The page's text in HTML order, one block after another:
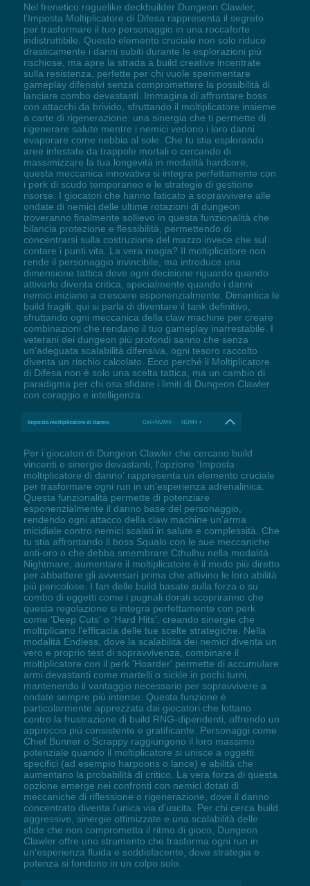
Nel frenetico roguelike deckbuilder Dungeon Clawler,
l'Imposta Moltiplicatore di Difesa rappresenta il segreto
per trasformare il tuo personaggio in una roccaforte
indistruttibile. Questo elemento cruciale non solo riduce
drasticamente i danni subiti durante le esplorazioni più
rischiose, ma apre la strada a build creative incentrate
sulla resistenza, perfette per chi vuole sperimentare
gameplay difensivi senza compromettere la possibilità di
lanciare combo devastanti. Immagina di affrontare boss
con attacchi da brivido, sfruttando il moltiplicatore insieme
a carte di rigenerazione: una sinergia che ti permette di
rigenerare salute mentre i nemici vedono i loro danni
evaporare come nebbia al sole. Che tu stia esplorando
aree infestate da trappole mortali o cercando di
massimizzare la tua longevità in modalità hardcore,
questa meccanica innovativa si integra perfettamente con
i perk di scudo temporaneo e le strategie di gestione
risorse. I giocatori che hanno faticato a sopravvivere alle
ondate di nemici delle ultime rotazioni di dungeon
troveranno finalmente sollievo in questa funzionalità che
bilancia protezione e flessibilità, permettendo di
concentrarsi sulla costruzione del mazzo invece che sul
contare i punti vita. La vera magia? Il moltiplicatore non
rende il personaggio invincibile, ma introduce una
dimensione tattica dove ogni decisione riguardo quando
attivarlo diventa critica, specialmente quando i danni
nemici iniziano a crescere esponenzialmente. Dimentica le
build fragili: qui si parla di diventare il tank definitivo,
sfruttando ogni meccanica della claw machine per creare
combinazioni che rendano il tuo gameplay inarrestabile. I
veterani dei dungeon più profondi sanno che senza
un'adeguata scalabilità difensiva, ogni tesoro raccolto
diventa un rischio calcolato. Ecco perché il Moltiplicatore
di Difesa non è solo una scelta tattica, ma un cambio di
paradigma per chi osa sfidare i limiti di Dungeon Clawler
con coraggio e intelligenza.
Imposta moltiplicatore di danno Ctrl+NUM4 - NUM4 +
Per i giocatori di Dungeon Clawler che cercano build
vincenti e sinergie devastanti, l'opzione 'Imposta
moltiplicatore di danno' rappresenta un elemento cruciale
per trasformare ogni run in un'esperienza adrenalinica.
Questa funzionalità permette di potenziare
esponenzialmente il danno base del personaggio,
rendendo ogni attacco della claw machine un'arma
micidiale contro nemici scalati in salute e complessità. Che
tu stia affrontando il boss Squalo con le sue meccaniche
anti-oro o che debba smembrare Cthulhu nella modalità
Nightmare, aumentare il moltiplicatore è il modo più diretto
per abbattere gli avversari prima che attivino le loro abilità
più pericolose. I fan delle build basate sulla forza o su
combo di oggetti come i pugnali dorati scopriranno che
questa regolazione si integra perfettamente con perk
come 'Deep Cuts' o 'Hard Hits', creando sinergie che
moltiplicano l'efficacia delle tue scelte strategiche. Nella
modalità Endless, dove la scalabilità dei nemici diventa un
vero e proprio test di sopravvivenza, combinare il
moltiplicatore con il perk 'Hoarder' permette di accumulare
armi devastanti come martelli o sickle in pochi turni,
mantenendo il vantaggio necessario per sopravvivere a
ondate sempre più intense. Questa funzione è
particolarmente apprezzata dai giocatori che lottano
contro la frustrazione di build RNG-dipendenti, offrendo un
approccio più consistente e gratificante. Personaggi come
Chief Bunner o Scrappy raggiungono il loro massimo
potenziale quando il moltiplicatore si unisce a oggetti
specifici (ad esempio harpoons o lance) e abilità che
aumentano la probabilità di critico. La vera forza di questa
opzione emerge nei confronti con nemici dotati di
meccaniche di riflessione o rigenerazione, dove il danno
concentrato diventa l'unica via d'uscita. Per chi cerca build
aggressive, sinergie ottimizzate e una scalabilità delle
sfide che non comprometta il ritmo di gioco, Dungeon
Clawler offre uno strumento che trasforma ogni run in
un'esperienza fluida e soddisfacente, dove strategia e
potenza si fondono in un colpo solo.